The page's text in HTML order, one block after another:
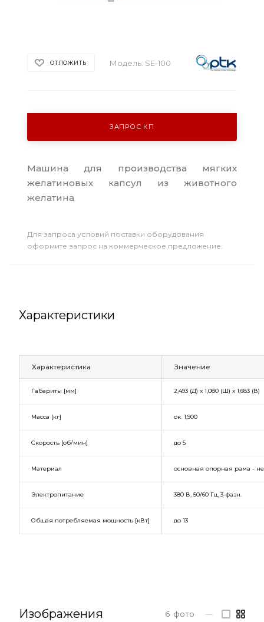
ОТЛОЖИТЬ Модель: SE-100
ЗАПРОС КП
Машина для производства мягких
желатиновых капсул из животного
желатина
Для запроса условий поставки оборудования
оформите запрос на коммерческое предложение.
Характеристики
Характеристика Значение
Габариты [мм] 2,493 (Д) х 1,080 (Ш) х 1,683 (В)
Масса [кг] ок. 1,900
Скорость [об/мин] до 5
Материал основная опорная рама -
Электропитание 380 В, 50/60 Гц, 3-фазн.
Общая потребляемая мощность [кВт] до 13
Изображения 6 фото —